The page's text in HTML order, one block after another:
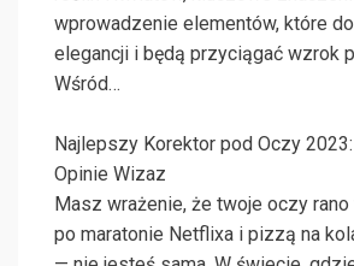
wprowadzenie elementów, które
elegancji i będą przyciągać wzrok
Wśród…
Najlepszy Korektor pod Oczy
Opinie Wizaz
Masz wrażenie, że twoje oczy
po maratonie Netflixa i pizzą na